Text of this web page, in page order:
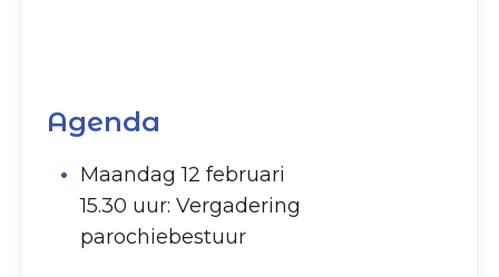
Agenda
Maandag 12 februari
15.30 uur: Vergadering
parochiebestuur